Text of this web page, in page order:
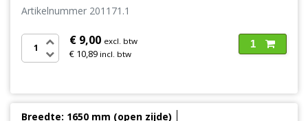
Artikelnummer 201171.1
€ 9,00 excl. btw
€ 10,89 incl. btw
1
Breedte: 1650 mm (open zijde)